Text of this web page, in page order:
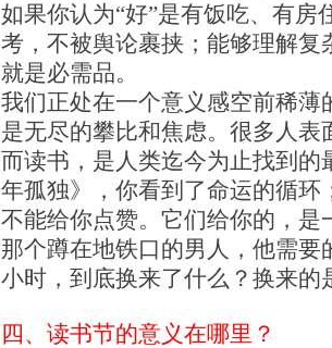
如果你认为“好”是有饭吃、有
考，不被舆论裹挟；能够理解
就是必需品。
我们正处在一个意义感空前稀
是无尽的攀比和焦虑。很多人
而读书，是人类迄今为止找到
年孤独》，你看到了命运的循环
不能给你点赞。它们给你的，是
那个蹲在地铁口的男人，他需
小时，到底换来了什么？换来的
四、读书节的意义在哪里？